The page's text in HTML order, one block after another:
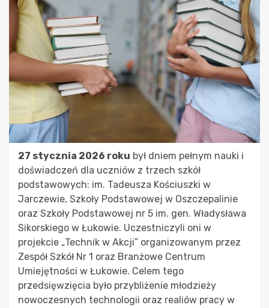
27 stycznia 2026 roku był dniem pełnym nauki i
doświadczeń dla uczniów z trzech szkół
podstawowych: im. Tadeusza Kościuszki w
Jarczewie, Szkoły Podstawowej w Oszczepalinie
oraz Szkoły Podstawowej nr 5 im. gen. Władysława
Sikorskiego w Łukowie. Uczestniczyli oni w
projekcie „Technik w Akcji” organizowanym przez
Zespół Szkół Nr 1 oraz Branżowe Centrum
Umiejętności w Łukowie. Celem tego
przedsięwzięcia było przybliżenie młodzieży
nowoczesnych technologii oraz realiów pracy w